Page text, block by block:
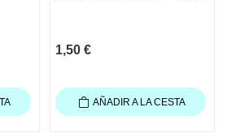
1,50 €
AÑADIR A LA CESTA